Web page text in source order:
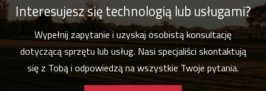
Interesujesz się technologią lub usługami?
Wypełnij zapytanie i uzyskaj osobistą konsultację
dotyczącą sprzętu lub usług. Nasi specjaliści skontaktują
się z Tobą i odpowiedzą na wszystkie Twoje pytania.